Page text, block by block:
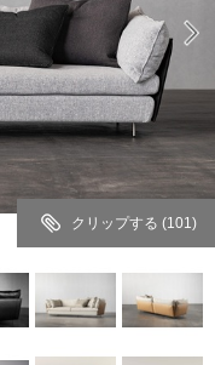
クリップする (101)